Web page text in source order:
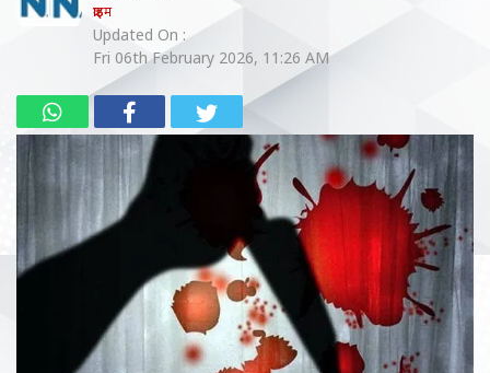
क्राइम
Updated On :
Fri 06th February 2026, 11:26 AM